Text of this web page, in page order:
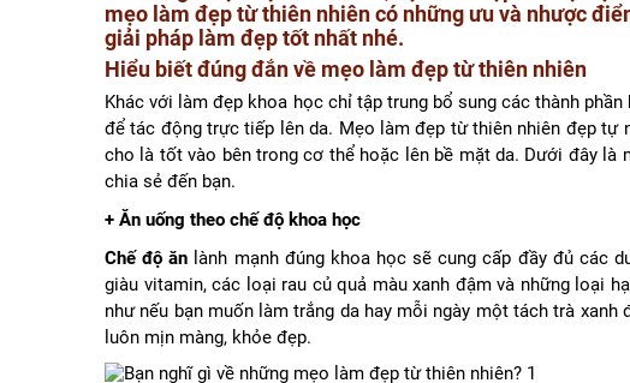
mẹo làm đẹp từ thiên nhiên có những ưu và nhược
giải pháp làm đẹp tốt nhất nhé.
Hiểu biết đúng đắn về mẹo làm đẹp từ thiên nhiên
Khác với làm đẹp khoa học chỉ tập trung bổ sung các thành
để tác động trực tiếp lên da. Mẹo làm đẹp từ thiên nhiên đẹp
cho là tốt vào bên trong cơ thể hoặc lên bề mặt da. Dưới đây
chia sẻ đến bạn.
+ Ăn uống theo chế độ khoa học
Chế độ ăn lành mạnh đúng khoa học sẽ cung cấp đầy đủ các
giàu vitamin, các loại rau củ quả màu xanh đậm và những loại
như nếu bạn muốn làm trắng da hay mỗi ngày một tách trà
luôn mịn màng, khỏe đẹp.